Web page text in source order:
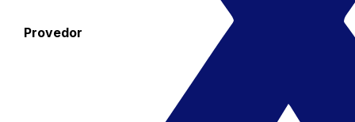
Provedor